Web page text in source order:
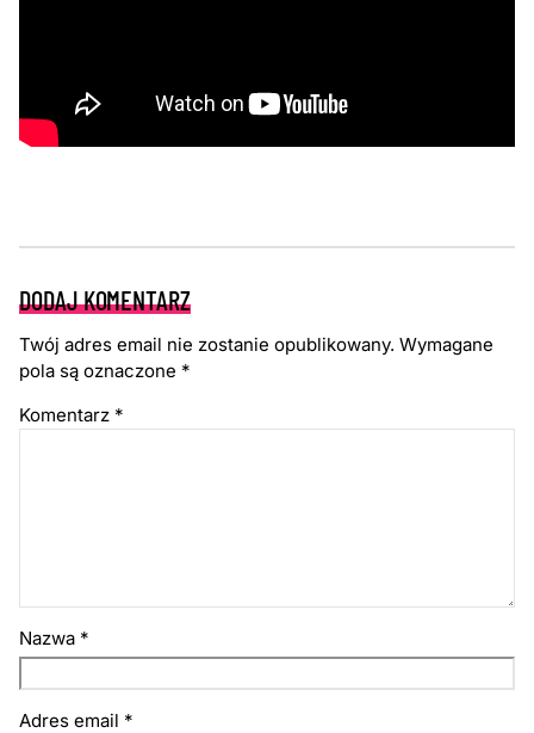
DODAJ KOMENTARZ
Twój adres email nie zostanie opublikowany. Wymagane
pola są oznaczone *
Komentarz *
Nazwa *
Adres email *